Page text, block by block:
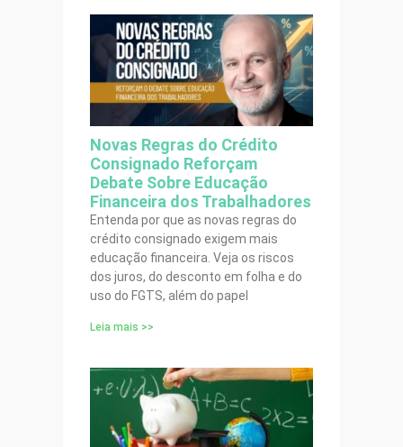
Novas Regras do Crédito
Consignado Reforçam
Debate Sobre Educação
Financeira dos Trabalhadores
Entenda por que as novas regras do
crédito consignado exigem mais
educação financeira. Veja os riscos
dos juros, do desconto em folha e do
uso do FGTS, além do papel
Leia mais >>